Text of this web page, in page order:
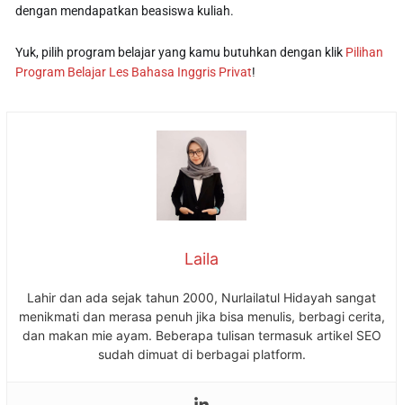
dengan mendapatkan beasiswa kuliah.
Yuk, pilih program belajar yang kamu butuhkan dengan klik Pilihan
Program Belajar Les Bahasa Inggris Privat!
Laila
Lahir dan ada sejak tahun 2000, Nurlailatul Hidayah sangat
menikmati dan merasa penuh jika bisa menulis, berbagi cerita,
dan makan mie ayam. Beberapa tulisan termasuk artikel SEO
sudah dimuat di berbagai platform.